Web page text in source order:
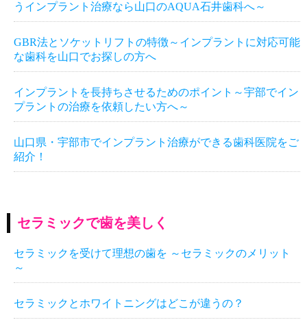
うインプラント治療なら山口のAQUA石井歯科へ～
GBR法とソケットリフトの特徴～インプラントに対応可能
な歯科を山口でお探しの方へ
インプラントを長持ちさせるためのポイント～宇部でイン
プラントの治療を依頼したい方へ～
山口県・宇部市でインプラント治療ができる歯科医院をご
紹介！
セラミックで歯を美しく
セラミックを受けて理想の歯を ～セラミックのメリット
～
セラミックとホワイトニングはどこが違うの？